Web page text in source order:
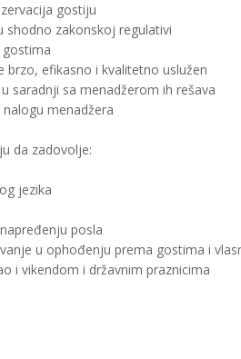
gostiju
shodno zakonskoj regulativi
brzo, efikasno i kvalitetno uslužen
saradnji sa menadžerom ih rešava
menadžera
da zadovolje:
jezika
posla
u ophođenju prema gostima i
i vikendom i državnim praznicima